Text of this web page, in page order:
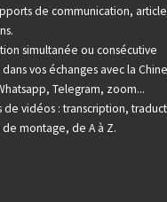
de communication,
simultanée ou consécutive
dans vos échanges avec la
Telegram, zoom...
de vidéos : transcription,
de montage, de A à Z.